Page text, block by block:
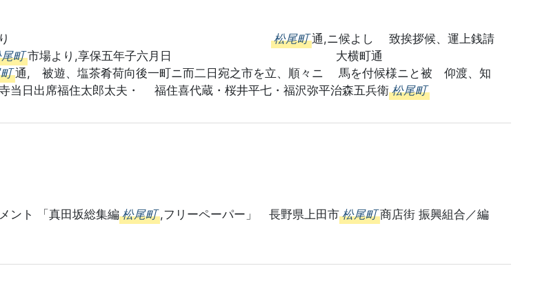
通り 松尾町 通,ニ候よし 致挨拶候、運上銭請
町市場より,享保五年子六月日 大横町通
通, 被遊、塩茶肴荷向後一町ニ而二日宛之市を立、順々ニ 馬を付候様ニと被 仰渡、知
日出席福住太郎太夫・ 福住喜代蔵・桜井平七・福沢弥平治森五兵衛 松尾町
ント 「真田坂総集編 松尾町 ,フリーペーパー」 長野県上田市 松尾町 商店街 振興組合／編